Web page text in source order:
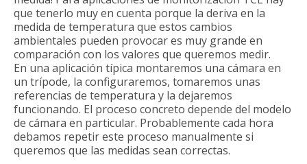
que tenerlo muy en cuenta porque la deriva en la
medida de temperatura que estos cambios
ambientales pueden provocar es muy grande en
comparación con los valores que queremos medir.
En una aplicación típica montaremos una cámara en
un trípode, la configuraremos, tomaremos unas
referencias de temperatura y la dejaremos
funcionando. El proceso concreto depende del modelo
de cámara en particular. Probablemente cada hora
debamos repetir este proceso manualmente si
queremos que las medidas sean correctas.